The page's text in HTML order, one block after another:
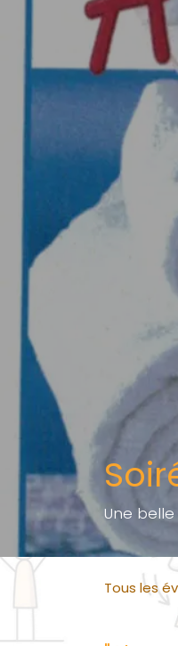
Une
Tous les